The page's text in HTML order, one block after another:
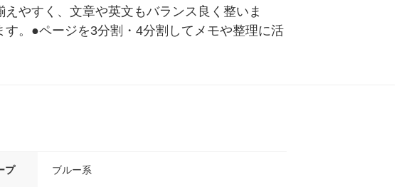
やすく、文章や英文もバランス良く整いま
。●ページを3分割・4分割してメモや整理に活
プ ブルー系